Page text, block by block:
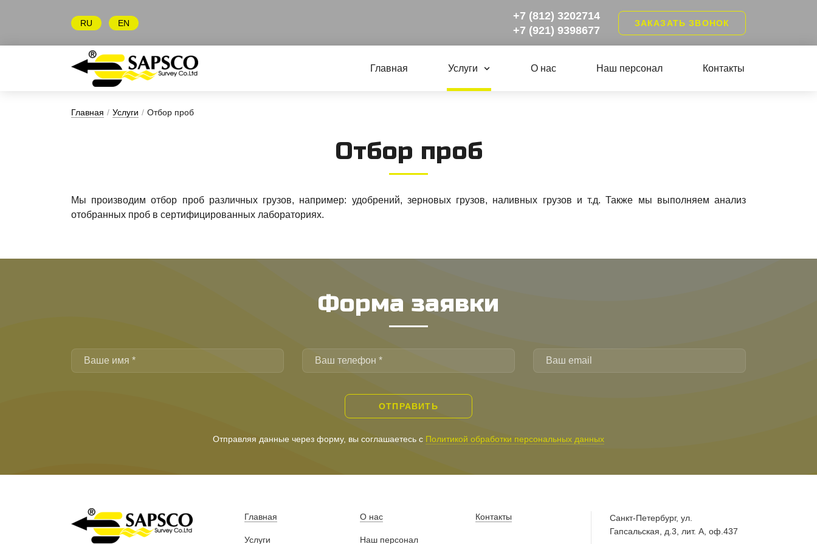
RU EN
+7 (812) 3202714
+7 (921) 9398677
ЗАКАЗАТЬ ЗВОНОК
Главная Услуги О нас Наш персонал Контакты
Главная / Услуги / Отбор проб
От­бор проб
Мы производим отбор проб различных грузов, например: удобрений, зерновых грузов, наливных грузов и т.д. Также мы выполняем анализ
отобранных проб в сертифицированных лабораториях.
Форма заявки
ОТПРАВИТЬ
Отправляя данные через форму, вы соглашаетесь с Политикой обработки персональных данных
Главная
Услуги
О нас
Наш персонал
Контакты
Санкт-Петербург, ул.
Гапсальская, д.3, лит. А, оф.437